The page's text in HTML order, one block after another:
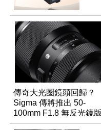
傳奇大光圈鏡頭回歸？
Sigma 傳將推出 50-
100mm F1.8 無反光鏡